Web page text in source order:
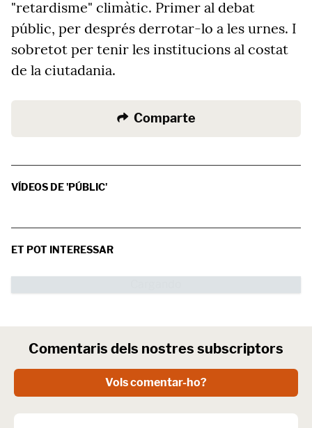
"retardisme" climàtic. Primer al debat
públic, per després derrotar-lo a les urnes. I
sobretot per tenir les institucions al costat
de la ciutadania.
Comparte
VÍDEOS DE 'PÚBLIC'
ET POT INTERESSAR
Comentaris dels nostres subscriptors
Vols comentar-ho?